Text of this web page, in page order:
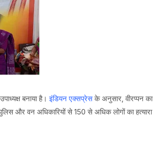
बनाया है।इंडियन एक्सप्रेसके अनुसार, वीरप्पन का
और वन अधिकारियों से 150 से अधिक लोगों का हत्यारा